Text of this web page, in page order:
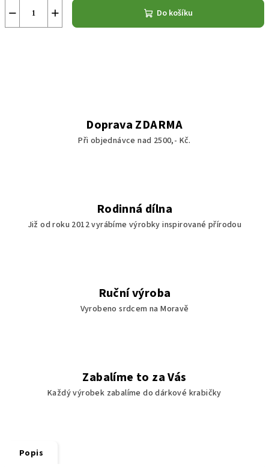
+
− Do košíku
Doprava ZDARMA
Při objednávce nad 2500,- Kč.
Rodinná dílna
Již od roku 2012 vyrábíme výrobky inspirované přírodou
Ruční výroba
Vyrobeno srdcem na Moravě
Zabalíme to za Vás
Každý výrobek zabalíme do dárkové krabičky
Popis